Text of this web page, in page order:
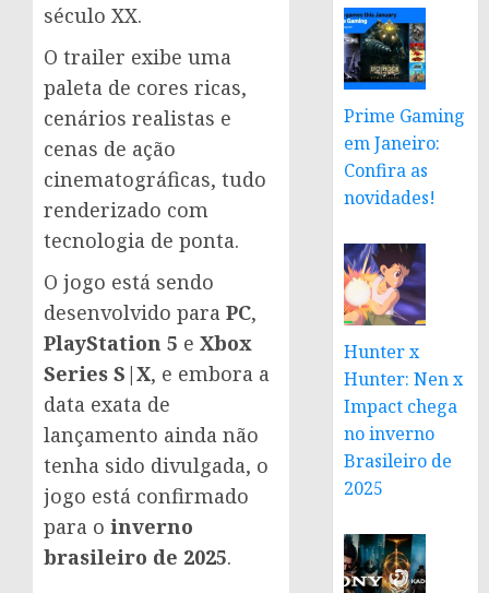
século XX.
O trailer exibe uma
paleta de cores ricas,
cenários realistas e
cenas de ação
cinematográficas, tudo
renderizado com
tecnologia de ponta.
O jogo está sendo
desenvolvido para PC,
PlayStation 5 e Xbox
Series S|X, e embora a
data exata de
lançamento ainda não
tenha sido divulgada, o
jogo está confirmado
para o inverno
brasileiro de 2025.
Prime Gaming
em Janeiro:
Confira as
novidades!
Hunter x
Hunter: Nen x
Impact chega
no inverno
Brasileiro de
2025